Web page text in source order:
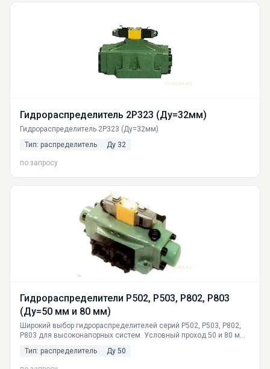
Гидрораспределитель 2Р323 (Ду=32мм)
Гидрораспределитель 2Р323 (Ду=32мм)
Тип: распределитель
Ду 32
по запросу
Гидрораспределители Р502, Р503, Р802, Р803
(Ду=50 мм и 80 мм)
Широкий выбор гидрораспределителей серий Р502, Р503, Р802,
Р803 для высоконапорных систем. Условный проход 50 и 80 мм,
России из Екатеринбурга.
Тип: распределитель Ду 50